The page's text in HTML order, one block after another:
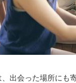
、出会った場所にも